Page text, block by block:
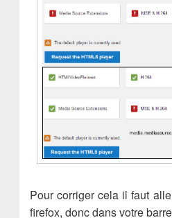
Pour corriger cela il faut
firefox, donc dans votre